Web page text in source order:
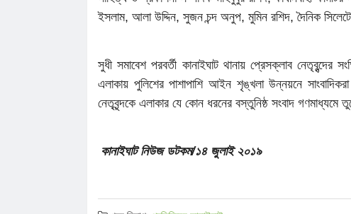
ইসলাম, আলা উদ্দিন, সুজন চন্দ অনুপ, মুমিন রশিদ, দৈনিক
সুধী সমাবেশ পরবর্তী কানাইঘাট থানায় প্রেসক্লাব নেতৃবৃন্দের
এলাকায় পুলিশের পাশাপাশি আইন শৃঙ্খলা উন্নয়নে
নেতৃবৃন্দকে এলাকার যে কোন ধরনের বস্তুনিষ্ঠ সংবাদ গণমাধ্যমে
কানাইঘাট নিউজ ডটকম/১৪ জুলাই ২০১৯